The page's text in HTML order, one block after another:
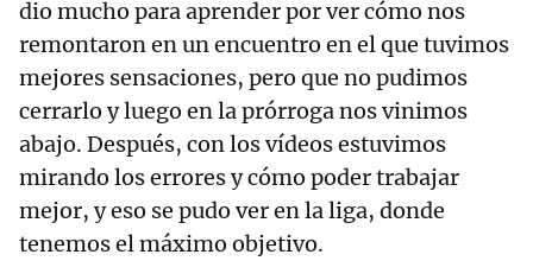
dio mucho para aprender por ver cómo nos
remontaron en un encuentro en el que tuvimos
mejores sensaciones, pero que no pudimos
cerrarlo y luego en la prórroga nos vinimos
abajo. Después, con los vídeos estuvimos
mirando los errores y cómo poder trabajar
mejor, y eso se pudo ver en la liga, donde
tenemos el máximo objetivo.